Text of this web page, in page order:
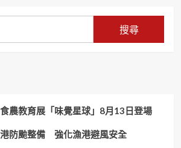
搜尋
農教育展「味覺星球」8月13日登場
防颱整備 強化漁港避風安全